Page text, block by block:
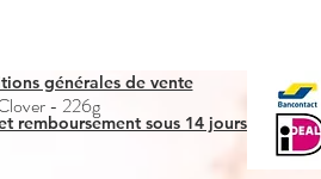
Quick View
- 226g
générales de vente
remboursement sous 14 jours